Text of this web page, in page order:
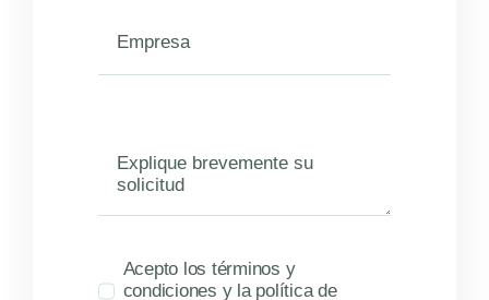
Acepto los términos y
condiciones y la política de